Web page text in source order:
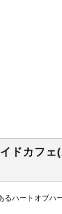
ドカフ
ハートオブハ